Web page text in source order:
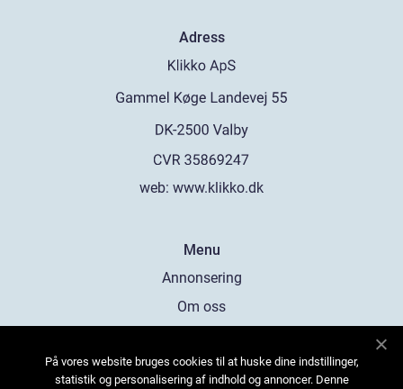
Adress
web: www.klikko.dk
Menu
Annonsering
Om oss
Kontakta oss
På vores website bruges cookies til at huske dine indstillinger,
statistik og personalisering af indhold og annoncer. Denne